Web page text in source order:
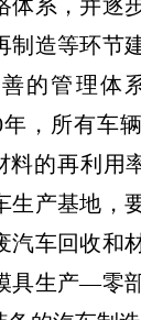
体系，并逐
制造等环节
的管理体
年，所有车
料的再利用
生产基地，
汽车回收和
具生产—零